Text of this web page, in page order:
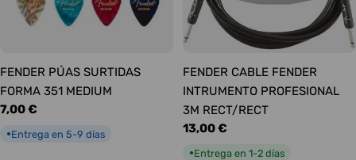
FENDER PÚAS SURTIDAS
FORMA 351 MEDIUM
Precio
7,00 €
●Entrega en 5-9 días
FENDER CABLE FENDER
INTRUMENTO PROFESIONAL
3M RECT/RECT
Precio
13,00 €
●Entrega en 1-2 días